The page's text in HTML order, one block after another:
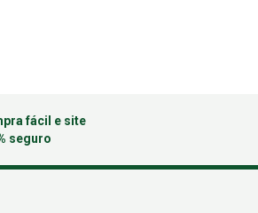
fácil e site
seguro